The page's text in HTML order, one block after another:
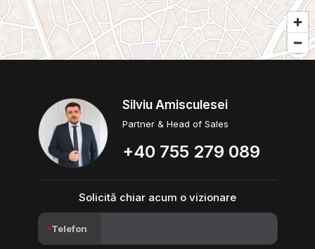
Silviu Amisculesei
Partner & Head of Sales
+40 755 279 089
Solicită chiar acum o vizionare
Telefon